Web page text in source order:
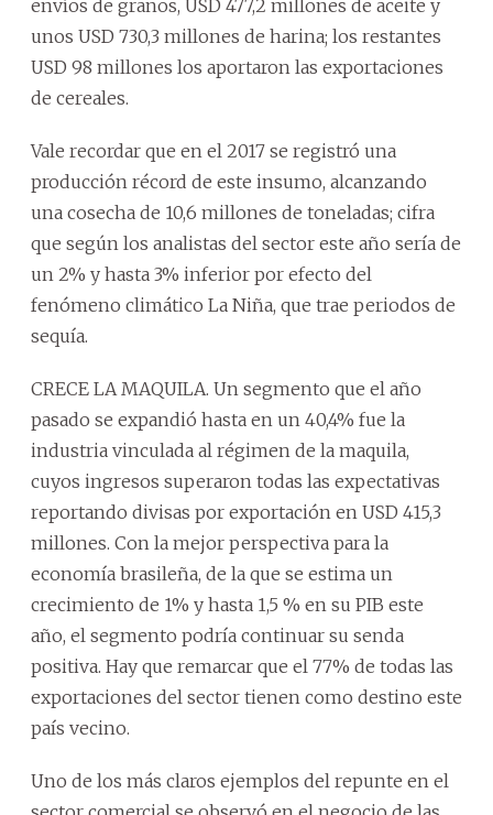
envíos de granos, USD 477,2 millones de aceite y
unos USD 730,3 millones de harina; los restantes
USD 98 millones los aportaron las exportaciones
de cereales.
Vale recordar que en el 2017 se registró una
producción récord de este insumo, alcanzando
una cosecha de 10,6 millones de toneladas; cifra
que según los analistas del sector este año sería de
un 2% y hasta 3% inferior por efecto del
fenómeno climático La Niña, que trae periodos de
sequía.
CRECE LA MAQUILA. Un segmento que el año
pasado se expandió hasta en un 40,4% fue la
industria vinculada al régimen de la maquila,
cuyos ingresos superaron todas las expectativas
reportando divisas por exportación en USD 415,3
millones. Con la mejor perspectiva para la
economía brasileña, de la que se estima un
crecimiento de 1% y hasta 1,5 % en su PIB este
año, el segmento podría continuar su senda
positiva. Hay que remarcar que el 77% de todas las
exportaciones del sector tienen como destino este
país vecino.
Uno de los más claros ejemplos del repunte en el